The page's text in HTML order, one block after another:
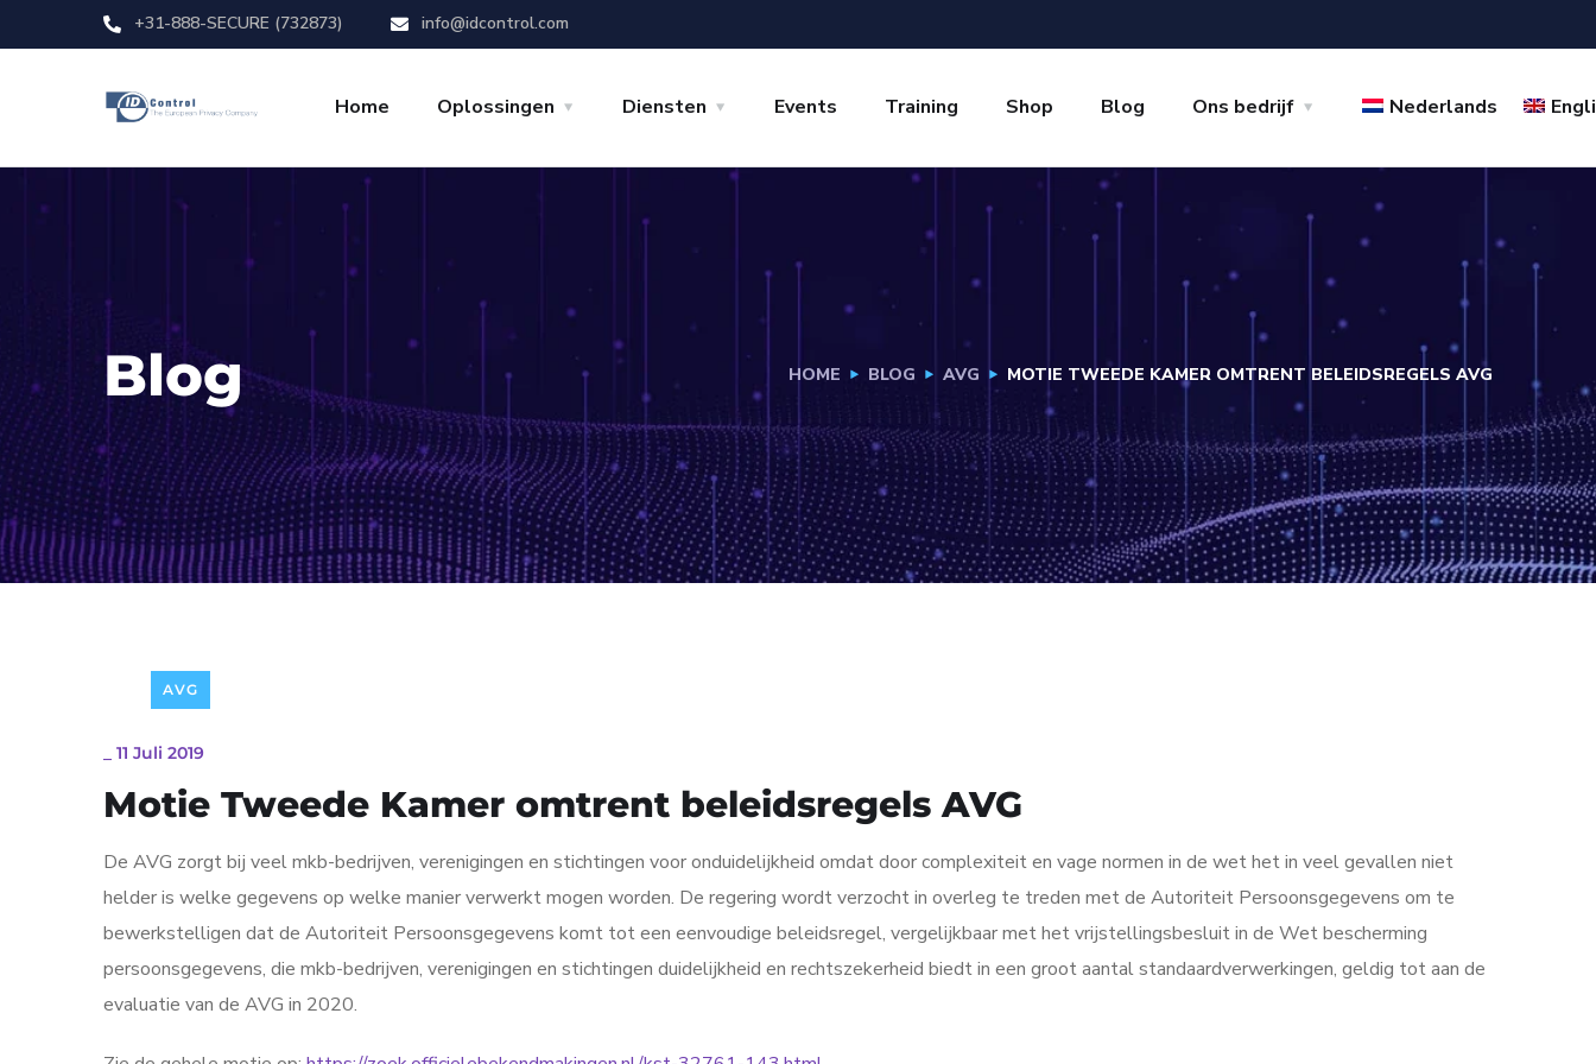
+31-888-SECURE (732873) info@idcontrol.com
Home Oplossingen Diensten Events Training Shop Blog Ons bedrijf Nederlands
Blog HOME BLOG AVG MOTIE TWEEDE KAMER OMTRENT BELEIDSREGELS AVG
AVG
11 Juli 2019
Motie Tweede Kamer omtrent beleidsregels AVG
De AVG zorgt bij veel mkb-bedrijven, verenigingen en stichtingen voor onduidelijkheid omdat door complexiteit en vage normen in de wet het in veel gevallen niet
helder is welke gegevens op welke manier verwerkt mogen worden. De regering wordt verzocht in overleg te treden met de Autoriteit Persoonsgegevens om te
bewerkstelligen dat de Autoriteit Persoonsgegevens komt tot een eenvoudige beleidsregel, vergelijkbaar met het vrijstellingsbesluit in de Wet bescherming
persoonsgegevens, die mkb-bedrijven, verenigingen en stichtingen duidelijkheid en rechtszekerheid biedt in een groot aantal standaardverwerkingen, geldig tot aan de
evaluatie van de AVG in 2020.